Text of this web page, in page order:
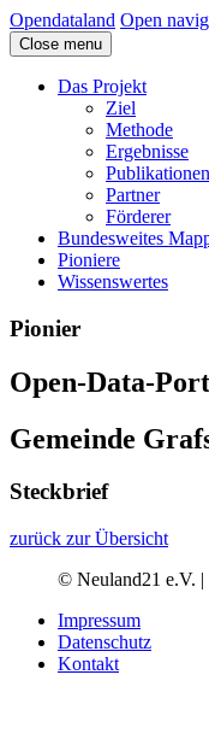
Opendataland Open
Close menu
Das Projekt
Ziel
Methode
Ergebnisse
Publikationen
Partner
Förderer
Bundesweites
Pioniere
Wissenswertes
Pionier
Open-Data-
Gemeinde
Steckbrief
zurück zur Übersicht
© Neuland21 e.V. |
Impressum
Datenschutz
Kontakt